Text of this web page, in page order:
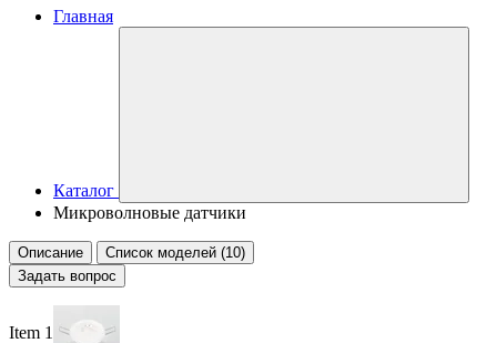
Главная
Каталог
Микроволновые датчики
Описание
Список моделей (10)
Задать вопрос
Item 1 of 5